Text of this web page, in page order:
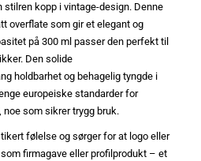
stilren kopp i vintage-design. Denne
overflate som gir et elegant og
på 300 ml passer den perfekt til
Den solide
holdbarhet og behagelig tyngde i
europeiske standarder for
som sikrer trygg bruk.
følelse og sørger for at logo eller
firmagave eller profilprodukt – et